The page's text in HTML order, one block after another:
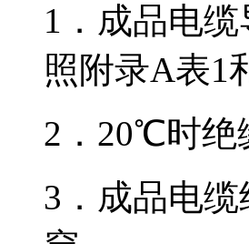
1．成品电
照附录A表1和
2．20℃时绝
3．成品电